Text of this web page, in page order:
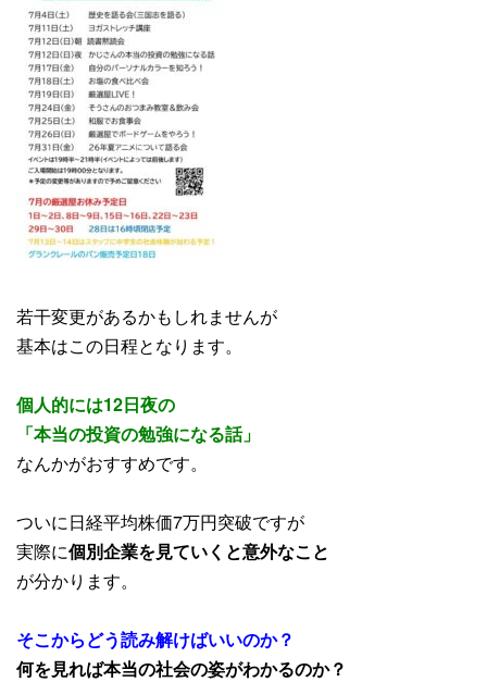
若干変更があるかもしれませんが
基本はこの日程となります。
個人的には12日夜の
「本当の投資の勉強になる話」
なんかがおすすめです。
ついに日経平均株価7万円突破ですが
実際に個別企業を見ていくと意外なこと
が分かります。
そこからどう読み解けばいいのか？
何を見れば本当の社会の姿がわかるのか？